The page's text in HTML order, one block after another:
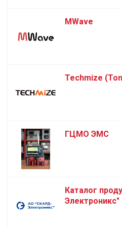
MWave
Techmize
ГЦМО ЭМС
Каталог
Электроникс"